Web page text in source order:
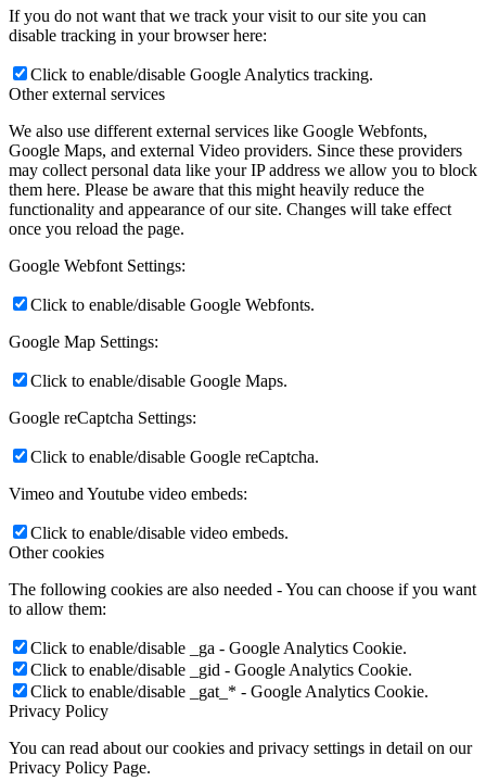
If you do not want that we track your visit to our site you can
disable tracking in your browser here:
Click to enable/disable Google Analytics tracking.
Other external services
We also use different external services like Google Webfonts,
Google Maps, and external Video providers. Since these providers
may collect personal data like your IP address we allow you to block
them here. Please be aware that this might heavily reduce the
functionality and appearance of our site. Changes will take effect
once you reload the page.
Google Webfont Settings:
Click to enable/disable Google Webfonts.
Google Map Settings:
Click to enable/disable Google Maps.
Google reCaptcha Settings:
Click to enable/disable Google reCaptcha.
Vimeo and Youtube video embeds:
Click to enable/disable video embeds.
Other cookies
The following cookies are also needed - You can choose if you want
to allow them:
Click to enable/disable _ga - Google Analytics Cookie.
Click to enable/disable _gid - Google Analytics Cookie.
Click to enable/disable _gat_* - Google Analytics Cookie.
Privacy Policy
You can read about our cookies and privacy settings in detail on our
Privacy Policy Page.